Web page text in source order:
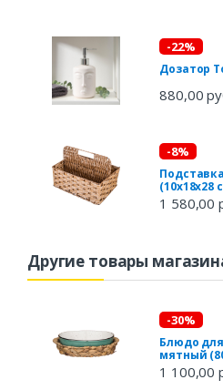
-22%
Дозатор
880,00
-8%
(10х18х28
1 580,00
Другие товары
-30%
Блюдо
мятный
1 100,00